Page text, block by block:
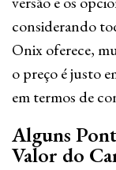
considerando
Onix oferece,
o preço é justo
em termos de
Alguns
Valor do